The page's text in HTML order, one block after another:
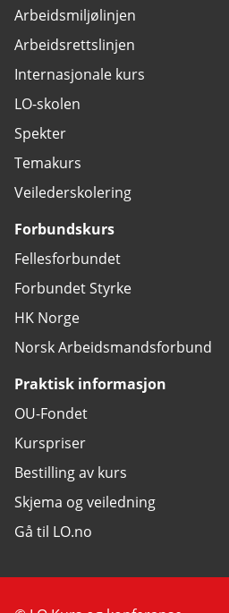
Arbeidsmiljølinjen
Arbeidsrettslinjen
Internasjonale kurs
LO-skolen
Spekter
Temakurs
Veilederskolering
Forbundskurs
Fellesforbundet
Forbundet Styrke
HK Norge
Norsk Arbeidsmandsforbund
Praktisk informasjon
OU-Fondet
Kurspriser
Bestilling av kurs
Skjema og veiledning
Gå til LO.no